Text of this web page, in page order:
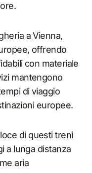
a Vienna,
offrendo
con materiale
mantengono
di viaggio
europee.
di questi treni
a lunga distanza
aria